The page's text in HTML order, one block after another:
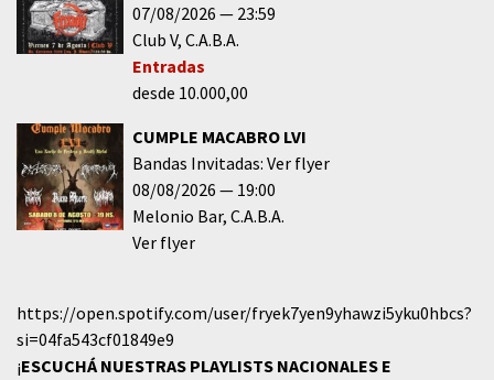
07/08/2026
23:59
Club V C.A.B.A.
Entradas
desde 10.000,00
CUMPLE MACABRO LVI
Bandas Invitadas: Ver flyer
08/08/2026
19:00
Melonio Bar C.A.B.A.
Ver flyer
https://open.spotify.com/user/fryek7yen9yhawzi5yku0hbcs?
si=04fa543cf01849e9
¡ESCUCHÁ NUESTRAS PLAYLISTS NACIONALES E